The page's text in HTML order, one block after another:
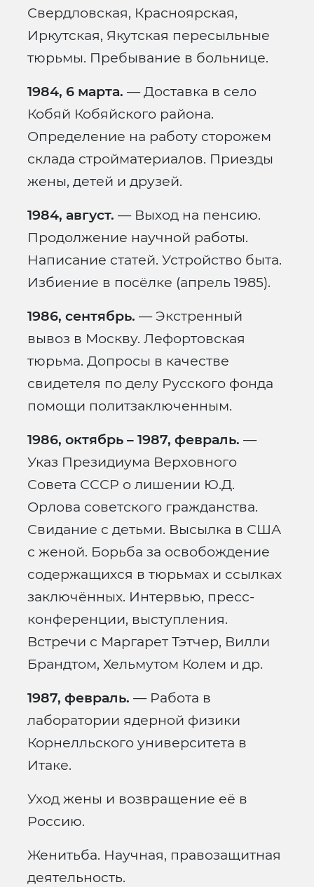
Свердловская, Красноярская,
Иркутская, Якутская пересыльные
тюрьмы. Пребывание в больнице.
1984, 6 марта. — Доставка в село
Кобяй Кобяйского района.
Определение на работу сторожем
склада стройматериалов. Приезды
жены, детей и друзей.
1984, август. — Выход на пенсию.
Продолжение научной работы.
Написание статей. Устройство быта.
Избиение в посёлке (апрель 1985).
1986, сентябрь. — Экстренный
вывоз в Москву. Лефортовская
тюрьма. Допросы в качестве
свидетеля по делу Русского фонда
помощи политзаключенным.
1986, октябрь – 1987, февраль. —
Указ Президиума Верховного
Совета СССР о лишении Ю.Д.
Орлова советского гражданства.
Свидание с детьми. Высылка в США
с женой. Борьба за освобождение
содержащихся в тюрьмах и ссылках
заключённых. Интервью, пресс-
конференции, выступления.
Встречи с Маргарет Тэтчер, Вилли
Брандтом, Хельмутом Колем и др.
1987, февраль. — Работа в
лаборатории ядерной физики
Корнелльского университета в
Итаке.
Уход жены и возвращение её в
Россию.
Женитьба. Научная, правозащитная
деятельность.